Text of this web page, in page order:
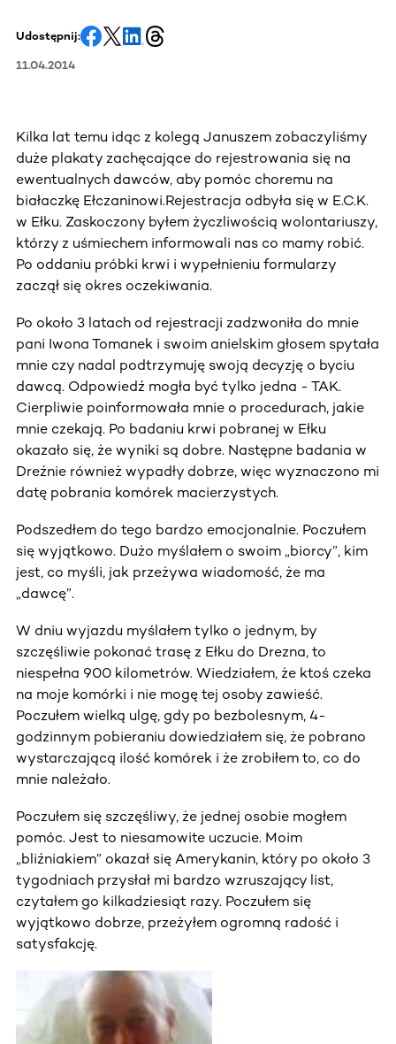
Udostępnij:
11.04.2014
Kilka lat temu idąc z kolegą Januszem zobaczyliśmy
duże plakaty zachęcające do rejestrowania się na
ewentualnych dawców, aby pomóc choremu na
białaczkę Ełczaninowi.Rejestracja odbyła się w E.C.K.
w Ełku. Zaskoczony byłem życzliwością wolontariuszy,
którzy z uśmiechem informowali nas co mamy robić.
Po oddaniu próbki krwi i wypełnieniu formularzy
zaczął się okres oczekiwania.
Po około 3 latach od rejestracji zadzwoniła do mnie
pani Iwona Tomanek i swoim anielskim głosem spytała
mnie czy nadal podtrzymuję swoją decyzję o byciu
dawcą. Odpowiedź mogła być tylko jedna - TAK.
Cierpliwie poinformowała mnie o procedurach, jakie
mnie czekają. Po badaniu krwi pobranej w Ełku
okazało się, że wyniki są dobre. Następne badania w
Dreźnie również wypadły dobrze, więc wyznaczono mi
datę pobrania komórek macierzystych.
Podszedłem do tego bardzo emocjonalnie. Poczułem
się wyjątkowo. Dużo myślałem o swoim „biorcy”, kim
jest, co myśli, jak przeżywa wiadomość, że ma
„dawcę”.
W dniu wyjazdu myślałem tylko o jednym, by
szczęśliwie pokonać trasę z Ełku do Drezna, to
niespełna 900 kilometrów. Wiedziałem, że ktoś czeka
na moje komórki i nie mogę tej osoby zawieść.
Poczułem wielką ulgę, gdy po bezbolesnym, 4-
godzinnym pobieraniu dowiedziałem się, że pobrano
wystarczającą ilość komórek i że zrobiłem to, co do
mnie należało.
Poczułem się szczęśliwy, że jednej osobie mogłem
pomóc. Jest to niesamowite uczucie. Moim
„bliźniakiem” okazał się Amerykanin, który po około 3
tygodniach przysłał mi bardzo wzruszający list,
czytałem go kilkadziesiąt razy. Poczułem się
wyjątkowo dobrze, przeżyłem ogromną radość i
satysfakcję.